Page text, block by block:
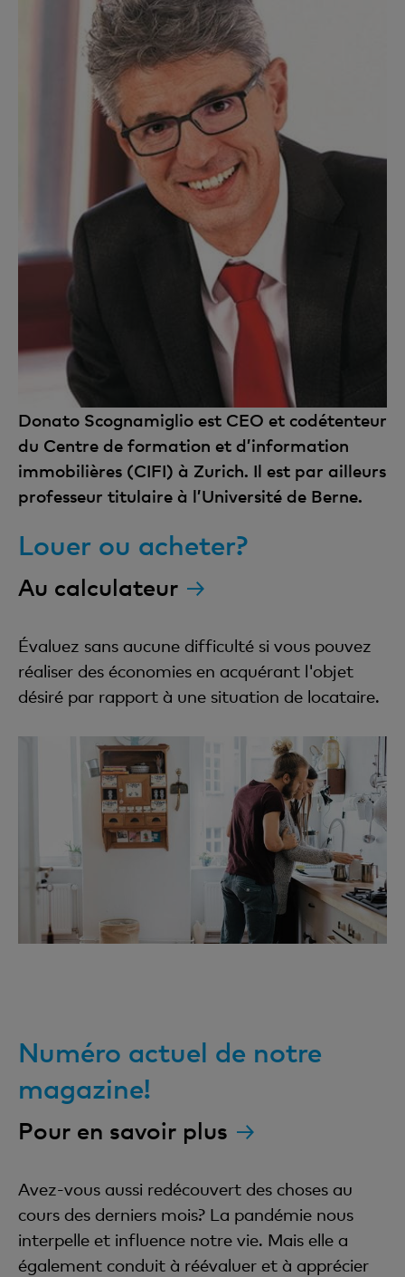
Donato Scognamiglio est CEO et codétenteur
du Centre de formation et d’information
immobilières (CIFI) à Zurich. Il est par ailleurs
professeur titulaire à l’Université de Berne.
Louer ou acheter?
Au calculateur
Évaluez sans aucune difficulté si vous pouvez
réaliser des économies en acquérant l'objet
désiré par rapport à une situation de locataire.
Numéro actuel de notre
magazine!
Pour en savoir plus
Avez-vous aussi redécouvert des choses au
cours des derniers mois? La pandémie nous
interpelle et influence notre vie. Mais elle a
également conduit à réévaluer et à apprécier